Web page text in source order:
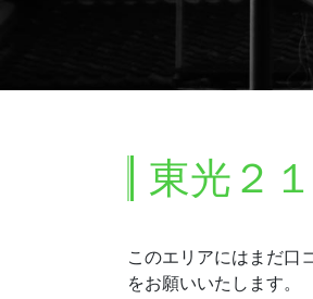
東光２
このエリアにはまだ口
をお願いいたします。